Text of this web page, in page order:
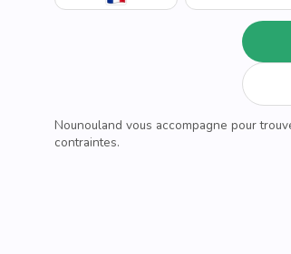
Nounouland vous accompagne pour
contraintes.